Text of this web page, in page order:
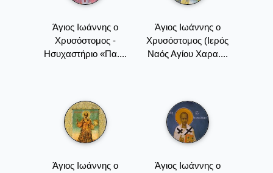
Άγιος Ιωάννης ο
Χρυσόστομος -
Ησυχαστήριο «Πα....
Άγιος Ιωάννης ο
Χρυσόστομος (Ιερός
Ναός Αγίου Χαρα....
Άγιος Ιωάννης ο
Άγιος Ιωάννης ο